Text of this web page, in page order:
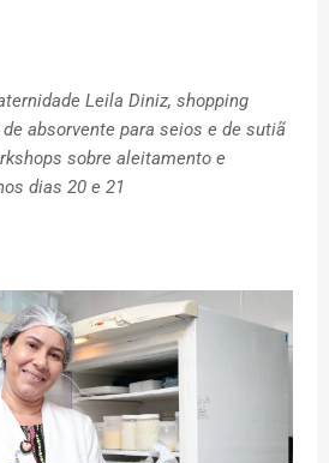
Leila Diniz, shopping
absorvente para seios e de sutiã
sobre aleitamento e
dias 20 e 21